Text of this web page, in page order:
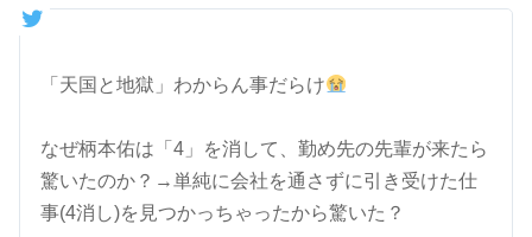
「天国と地獄」わからん事だらけ
なぜ柄本佑は「4」を消して、勤め先の先輩が来たら
驚いたのか？→単純に会社を通さずに引き受けた仕
事(4消し)を見つかっちゃったから驚いた？